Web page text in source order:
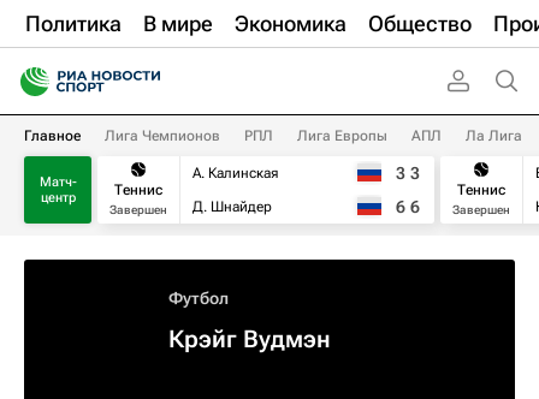
Политика В мире Экономика Общество
Главное Лига Чемпионов РПЛ Лига Европы АПЛ Ла Лига
Матч-
центр
Теннис
Завершен
А. Калинская
Д. Шнайдер
3 3
6 6
Теннис
Завершен
Футбол
Крэйг Вудмэн